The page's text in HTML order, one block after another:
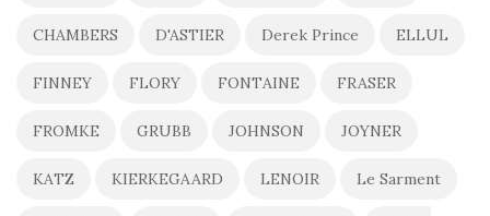
CHAMBERS D'ASTIER Derek Prince ELLUL
FINNEY FLORY FONTAINE FRASER
FROMKE GRUBB JOHNSON JOYNER
KATZ KIERKEGAARD LENOIR Le Sarment